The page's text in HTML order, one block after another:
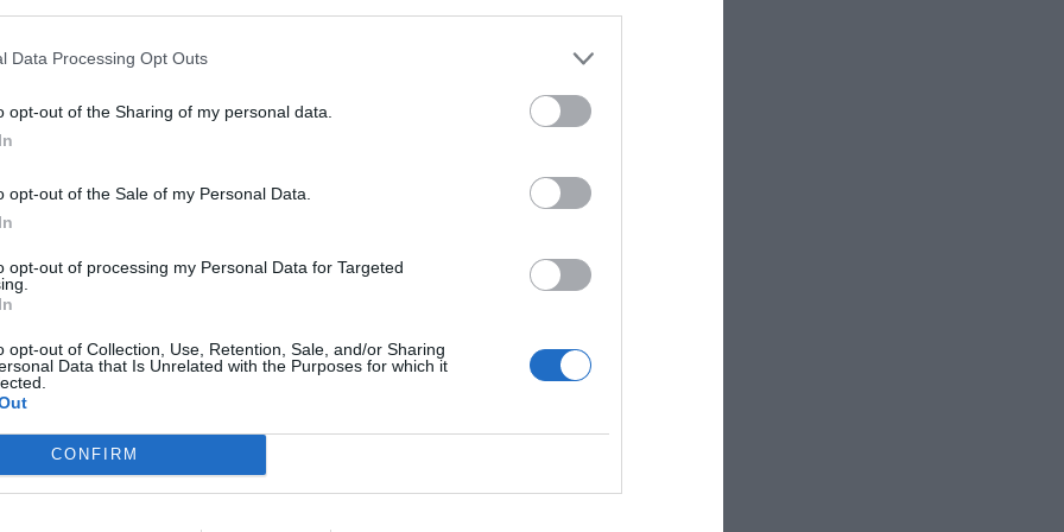
Data Processing Opt Outs
opt-out of the Sharing of my personal data.
opt-out of the Sale of my Personal Data.
opt-out of processing my Personal Data for Targeted
opt-out of Collection, Use, Retention, Sale, and/or Sharing
Data that Is Unrelated with the Purposes for which it
CONFIRM
recortado sus gastos operativos un 45,5%, hasta 329,7
hemos logrado en la transformación de nuestra empresa,
en los esfuerzos para reducir costes y reinventar nuestra
de Beachbody.
Intelligence
plataforma de datos monitoriza en tiempo real el negocio de
de gestoras de instalaciones deportivas y un mapa con
deportivos indexados. Si quieres más información,
a través de intelligence@2playbook.com.